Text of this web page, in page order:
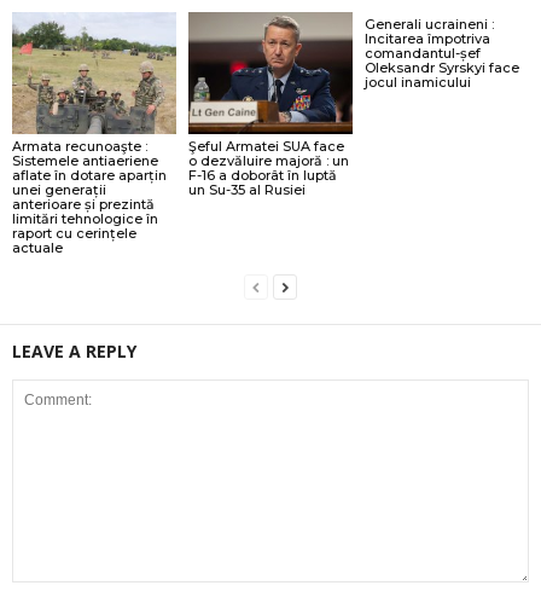
Armata recunoaşte :
Sistemele antiaeriene
aflate în dotare aparțin
unei generații
anterioare și prezintă
limitări tehnologice în
raport cu cerințele
actuale
Şeful Armatei SUA face
o dezvăluire majoră : un
F-16 a doborât în luptă
un Su-35 al Rusiei
Generali ucraineni :
Incitarea împotriva
comandantul-șef
Oleksandr Syrskyi face
jocul inamicului
LEAVE A REPLY